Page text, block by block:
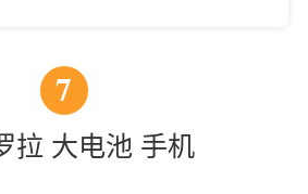
7
拉 大电池 手机